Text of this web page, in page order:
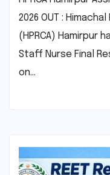
2026 OUT :
(HPRCA) Hamirpur
Staff Nurse Final
on…